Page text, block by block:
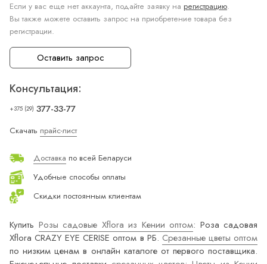
Если у вас еще нет аккаунта, подайте заявку на регистрацию.
Вы также можете оставить запрос на приобретение товара без
регистрации.
Оставить запрос
Консультация:
+375 (29) 377-33-77
Скачать прайс-лист
Доставка по всей Беларуси
Удобные способы оплаты
Скидки постоянным клиентам
Купить Розы садовые Xflora из Кении оптом: Роза садовая
Xflora CRAZY EYE CERISE оптом в РБ. Срезанные цветы оптом
по низким ценам в онлайн каталоге от первого поставщика.